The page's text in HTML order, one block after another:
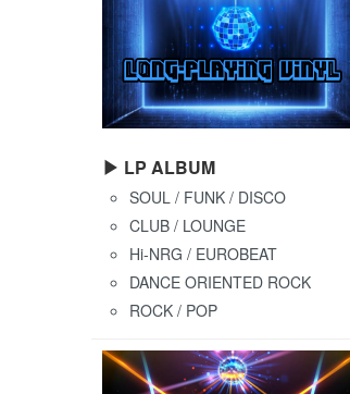
▶ LP ALBUM
SOUL / FUNK / DISCO
CLUB / LOUNGE
Hi-NRG / EUROBEAT
DANCE ORIENTED ROCK
ROCK / POP